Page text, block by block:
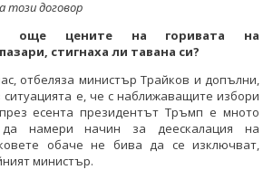
този договор
още цените на горивата на
стигнаха ли тавана си?
отбеляза министър Трайков и допълни,
е, че с наближаващите избори
есента президентът Тръмп е мното
да намери начин за деескалация на
обаче не бива да се изключват,
министър.